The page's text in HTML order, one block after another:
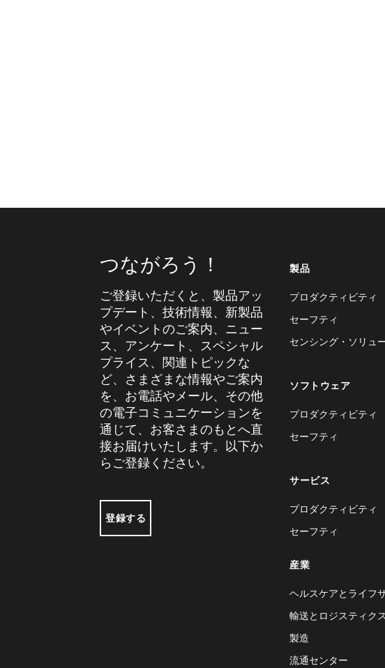
つながろう！
ご登録いただくと、製品アッ
プデート、技術情報、新製品
やイベントのご案内、ニュー
ス、アンケート、スペシャル
プライス、関連トピックな
ど、さまざまな情報やご案内
を、お電話やメール、その他
の電子コミュニケーションを
通じて、お客さまのもとへ直
接お届けいたします。以下か
らご登録ください。
登録する
製品
プロダクティビティ
セーフティ
センシング・ソリュ
ソフトウェア
プロダクティビティ
セーフティ
サービス
プロダクティビティ
セーフティ
産業
ヘルスケアとライフ
輸送とロジスティクス
製造
流通センター